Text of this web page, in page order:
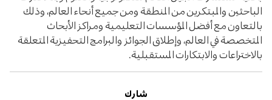
الباحثين والمبتكرين من المنطقة ومن جميع أنحاء العالم، وذلك
بالتعاون مع أفضل المؤسسات التعليمية ومراكز الأبحاث
المتخصصة في العالم، وإطلاق الجوائز والبرامج التحفيزية المتعلقة
بالاختراعات والابتكارات المستقبلية.
شارك